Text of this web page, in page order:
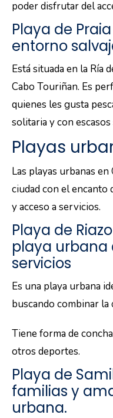
poder disfrutar del
Playa de
entorno
Está situada en la Ría
Cabo Touriñan. Es
quienes les gusta
solitaria y con
Playas
Las playas urbanas
ciudad con el encanto
y acceso a servicios.
Playa de
playa urbana
servicios
Es una playa urbana
buscando combinar la
Tiene forma de
otros deportes.
Playa de
familias y
urbana.